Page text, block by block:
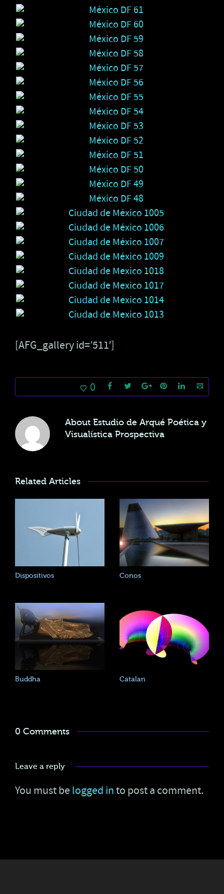
[AFG_gallery id=’511′]
0
About Estudio de Arqué Poética y
Visualística Prospectiva
Related Articles
Dispositivos Conos
Buddha Catalan
0 Comments
Leave a reply
You must be logged into post a comment.